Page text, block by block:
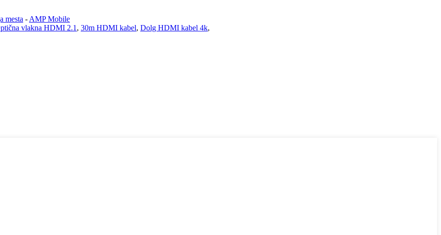
mesta - AMP Mobile
vlakna HDMI 2.1 , 30m HDMI kabel, Dolg HDMI kabel 4k,